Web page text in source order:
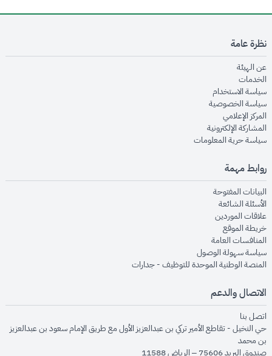
نظرة عامة
عن الهيئةopens in new window
الخدماتopens in new window
سياسة الاستخدام
سياسة الخصوصيةopens in new window
المركز الإعلاميopens in new window
المشاركة الإلكترونيةopens in new window
سياسة حرية المعلوماتopens in new window
روابط مهمة
البيانات المفتوحةopens in new window
الأسئلة الشائعةopens in new window
علاقات الموردينopens in new window
خريطة الموقعopens in new window
المنافسات العامةopens in new window
سياسة سهولة الوصولopens in new window
المنصة الوطنية الموحدة للتوظيف - جداراتopens in new window
الاتصال والدعم
اتصل بنا
حي النخيل - تقاطع الأمير تركي بن عبدالعزيز الأول مع طريق الإمام سعود بن عبدالعزيز
بن محمد
صندوق البريد 75606 – الرياض 11588